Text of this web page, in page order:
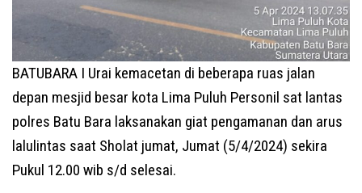
BATUBARA I Urai kemacetan di beberapa ruas jalan
depan mesjid besar kota Lima Puluh Personil sat lantas
polres Batu Bara laksanakan giat pengamanan dan arus
lalulintas saat Sholat jumat, Jumat (5/4/2024) sekira
Pukul 12.00 wib s/d selesai.